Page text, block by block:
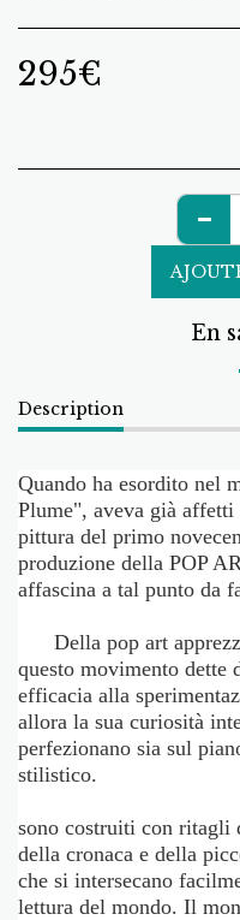
295€
En
Description
Quando ha esordito nel
Plume", aveva già
pittura del primo
produzione della POP
affascina a tal punto
Della pop art
questo movimento dette
efficacia alla
allora la sua curiosità
perfezionano sia sul
I suoi
sono costruiti con ritagli
della cronaca e della
che si intersecano
lettura del mondo. Il